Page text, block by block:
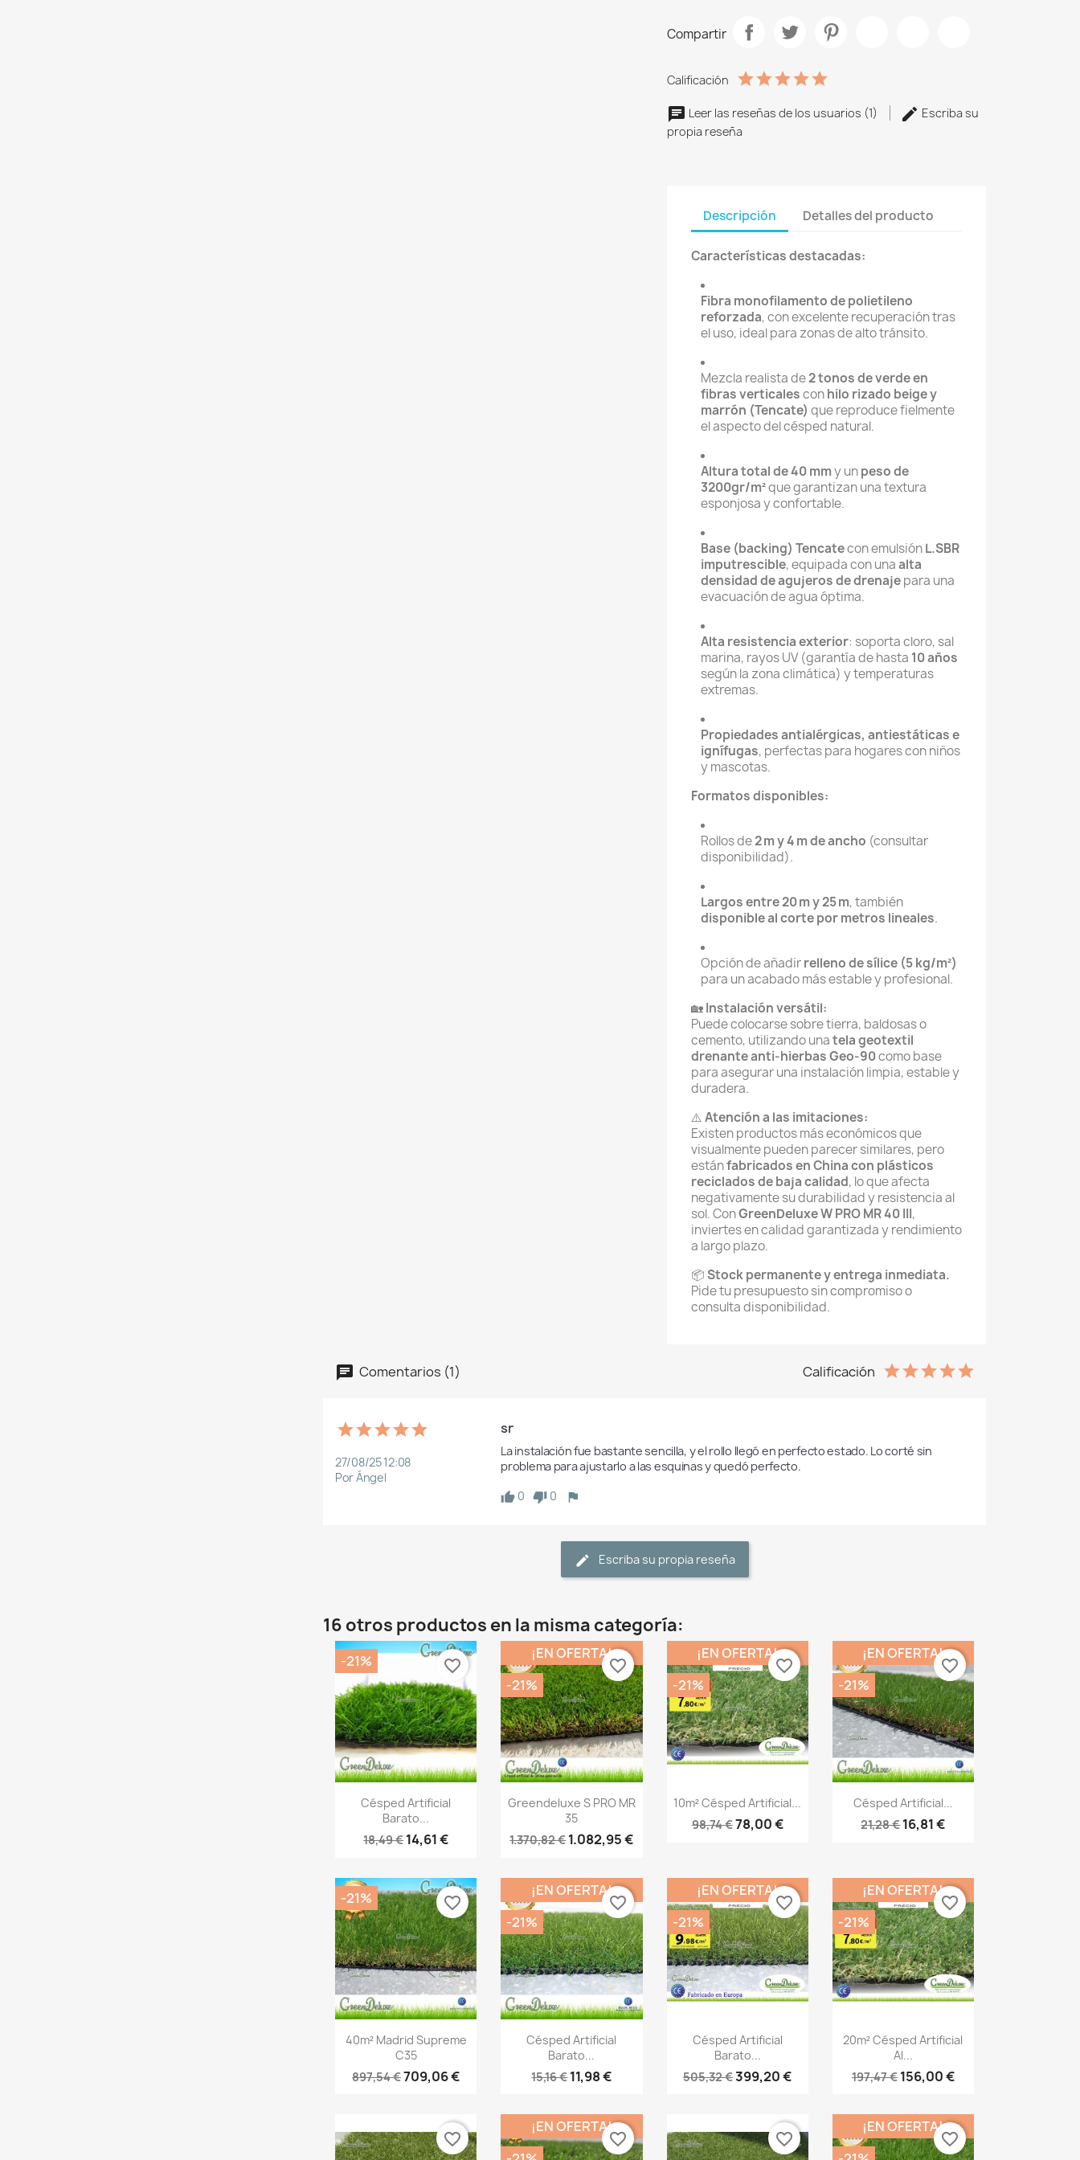
Compartir
Calificación
Leer las reseñas de los usuarios (1)
Escriba su
propia reseña
Descripción Detalles del producto
Características destacadas:
Fibra monofilamento de polietileno
reforzada, con excelente recuperación tras
el uso, ideal para zonas de alto tránsito.
Mezcla realista de2 tonos de verde en
fibras verticalesconhilo rizado beige y
marrón (Tencate) que reproduce fielmente
el aspecto del césped natural.
Altura total de 40 mmy unpeso de
3200gr/m²que garantizan una textura
esponjosa y confortable.
Base (backing) Tencatecon emulsiónL.SBR
imputrescible, equipada con unaalta
densidad de agujeros de drenajepara una
evacuación de agua óptima.
Alta resistencia exterior: soporta cloro, sal
marina, rayos UV (garantía de hasta 10 años
según la zona climática) y temperaturas
extremas.
Propiedades antialérgicas, antiestáticas e
ignífugas, perfectas para hogares con niños
y mascotas.
Formatos disponibles:
Rollos de2 m y 4 m de ancho (consultar
disponibilidad).
Largos entre 20 m y 25 m, también
disponible al corte por metros lineales.
Opción de añadirrelleno de sílice (5 kg/m²)
para un acabado más estable y profesional.
🏡Instalación versátil:
Puede colocarse sobre tierra, baldosas o
cemento, utilizando unatela geotextil
drenante anti-hierbas Geo-90como base
para asegurar una instalación limpia, estable y
duradera.
⚠️Atención a las imitaciones:
Existen productos más económicos que
visualmente pueden parecer similares, pero
estánfabricados en China con plásticos
reciclados de baja calidad, lo que afecta
negativamente su durabilidad y resistencia al
sol. ConGreenDeluxe W PRO MR 40 III,
inviertes en calidad garantizada y rendimiento
a largo plazo.
📦Stock permanente y entrega inmediata.
Pide tu presupuesto sin compromiso o
consulta disponibilidad.
Comentarios (1) Calificación
27/08/25 12:08
Por Ángel
sr
La instalación fue bastante sencilla, y el rollo llegó en perfecto estado. Lo corté sin
problema para ajustarlo a las esquinas y quedó perfecto.
0
0
Escriba su propia reseña
16 otros productos en la misma categoría:
Vista rápida
Césped Artificial
Barato...
18,49 € 14,61 €
-21% favorite_border
Vista rápida
Greendeluxe S PRO MR
35
1.370,82 €1.082,95 €
¡EN OFERTA!
-21%
favorite_border
Vista rápida
10m² Césped Artificial...
98,74 €78,00 €
¡EN OFERTA!
-21%
favorite_border
Vista rápida
Césped Artificial...
21,28 €16,81 €
¡EN OFERTA!
-21%
favorite_border
Vista rápida
40m² Madrid Supreme
C35
897,54 €709,06 €
-21% favorite_border
Vista rápida
Césped Artificial
Barato...
15,16 €11,98 €
¡EN OFERTA!
-21%
favorite_border
Vista rápida
Césped Artificial
Barato...
505,32 €399,20 €
¡EN OFERTA!
-21%
favorite_border
Vista rápida
20m² Césped Artificial
Al...
197,47 € 156,00 €
¡EN OFERTA!
-21%
favorite_border
favorite_border
¡EN OFERTA!
favorite_border favorite_border
¡EN OFERTA!
favorite_border